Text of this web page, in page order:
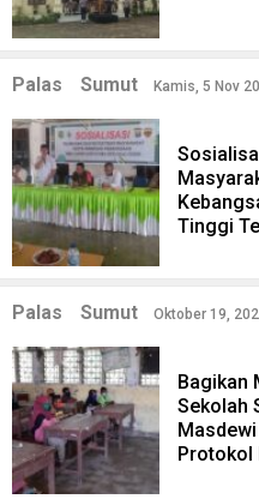
Palas Sumut Kamis, 5 Nov
Tinggi
Palas Sumut Oktober 19,
Bagikan
Sekolah
Protokol